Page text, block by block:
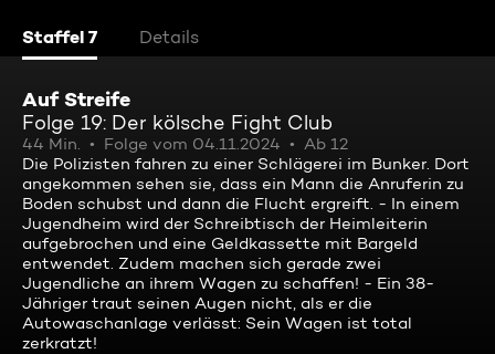
Staffel 7 Details
Auf Streife
Folge 19: Der kölsche Fight Club
44 Min. Folge vom 04.11.2024
Ab 12
Die Polizisten fahren zu einer Schlägerei im Bunker. Dort
angekommen sehen sie, dass ein Mann die Anruferin zu
Boden schubst und dann die Flucht ergreift. - In einem
Jugendheim wird der Schreibtisch der Heimleiterin
aufgebrochen und eine Geldkassette mit Bargeld
entwendet. Zudem machen sich gerade zwei
Jugendliche an ihrem Wagen zu schaffen! - Ein 38-
Jähriger traut seinen Augen nicht, als er die
Autowaschanlage verlässt: Sein Wagen ist total
zerkratzt!